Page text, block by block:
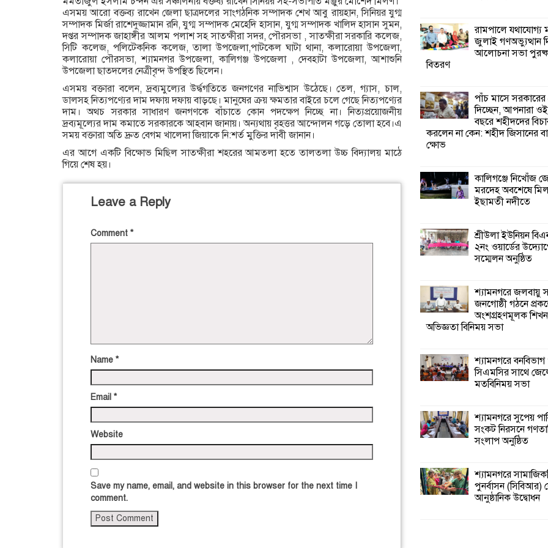
এসময় আরো বক্তব্য রাখেন জেলা ছাত্রদলের সাংগঠনিক সম্পাদক শেখ আবু রায়হান, সিনিয়র যুগ্ম
সম্পাদক মির্জা রাশেদুজ্জামান রনি, যুগ্ম সম্পাদক মেহেদি হাসান, যুগ্ম সম্পাদক খালিদ হাসান সুমন,
দপ্তর সম্পাদক জাহাঙ্গীর আলম পলাশ সহ সাতক্ষীরা সদর, পৌরসভা , সাতক্ষীরা সরকারি কলেজ,
সিটি কলেজ, পলিটেকনিক কলেজ, তালা উপজেলা,পাটকেল ঘাটা থানা, কলারোয়া উপজেলা,
কলারোয়া পৌরসভা, শ্যামনগর উপজেলা, কালিগঞ্জ উপজেলা , দেবহাটা উপজেলা, আশাশুনি
উপজেলা ছাতদলের নেত্রীবৃন্দ উপস্থিত ছিলেন।
এসময় বক্তারা বলেন, দ্রব্যমুল্যের উর্দ্ধগতিতে জনগণের নাভিশ্বাস উঠেছে। তেল, গ্যাস, চাল,
ডালসহ নিত্যপণ্যের দাম দফায় দফায় বাড়ছে। মানুষের ক্রয় ক্ষমতার বাইরে চলে গেছে নিত্যপণ্যের
দাম। অথচ সরকার সাধারণ জনগণকে বাঁচাতে কোন পদক্ষেপ নিচ্ছে না। নিত্যপ্রয়োজনীয়
দ্রব্যমূল্যের দাম কমাতে সরকারকে আহবান জানায়। অন্যথায় বৃহত্তর আন্দোলন গড়ে তোলা হবে।এ
সময় বক্তারা অতি দ্রুত বেগম খালেদা জিয়াকে নি:শর্ত মুক্তির দাবী জানান।
এর আগে একটি বিক্ষোভ মিছিল সাতক্ষীরা শহরের আমতলা হতে তালতলা উচ্চ বিদ্যালয় মাঠে
গিয়ে শেষ হয়।
Leave a Reply
Comment *
Name *
Email *
Website
Save my name, email, and website in this browser for the next time I
comment.
কালিগঞ্জে নিখোঁজ
মরদেহ অবশেষে
ইছামতী নদীতে
২নং ওয়ার্ডের
কর্মী সম্মেলন
শ্যামনগরে জলবায়ু
শিখন ও অভিজ্ঞতা বিনিময় সভা
শ্যামনগরে বনবিভাগ
মতবিনিময় সভা
রামপালে যথাযোগ্য
জুলাই গণঅভ্যুত্থান
আলোচনা সভা
বিতরণ
পাঁচ মাসে
দিচ্ছেন, আপনারা
বছরে শহীদদের
করলেন না কেন: শহীদ জিসানের
ক্ষোভ
কালিগঞ্জে নিখোঁজ
মরদেহ অবশেষে
ইছামতী নদীতে
শ্রীউলা ইউনিয়ন
২নং ওয়ার্ডের
সম্মেলন অনুষ্ঠিত
শ্যামনগরে জলবায়ু
জনগোষ্ঠী গঠনে
অংশগ্রহণমূলক
অভিজ্ঞতা বিনিময় সভা
শ্যামনগরে
সিএমসির সাথে
মতবিনিময় সভা
শ্যামনগরে সুপেয়
সংকট নিরসনে
সংলাপ অনুষ্ঠিত
শ্যামনগরে
পুনর্বাসন (সিবিআর)
আনুষ্ঠানিক উদ্বোধন